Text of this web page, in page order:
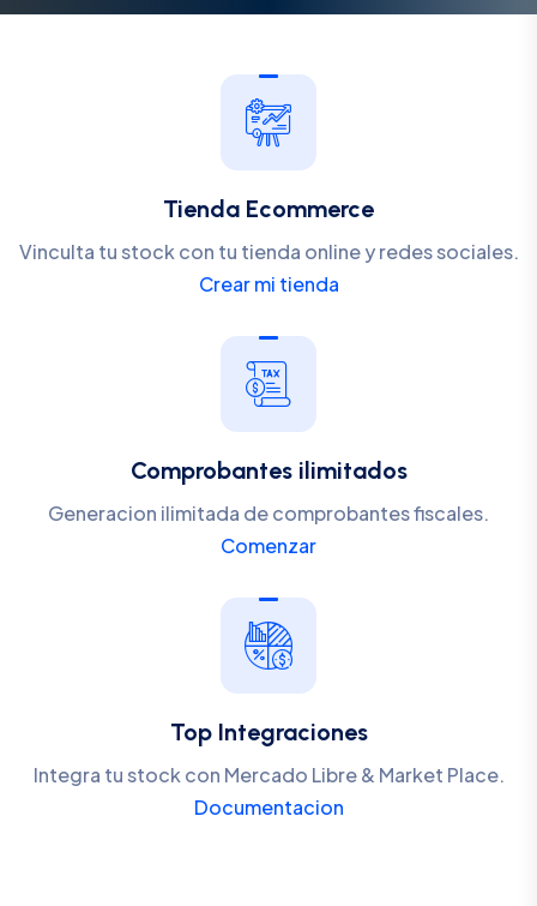
Tienda Ecommerce
Vinculta tu stock con tu tienda online y redes sociales.
Crear mi tienda
Comprobantes ilimitados
Generacion ilimitada de comprobantes fiscales.
Comenzar
Top Integraciones
Integra tu stock con Mercado Libre & Market Place.
Documentacion